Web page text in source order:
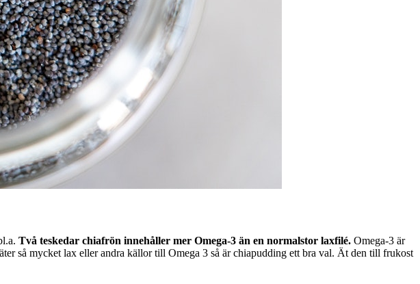
Två teskedar chiafrön innehåller mer Omega-3 än en normalstor laxfilé. Omega-3 är
så mycket lax eller andra källor till Omega 3 så är chiapudding ett bra val. Ät den till frukost